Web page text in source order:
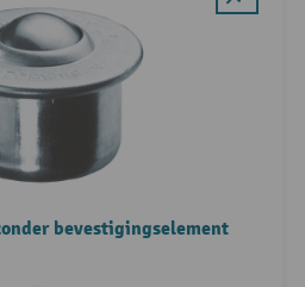
bevestigingselement